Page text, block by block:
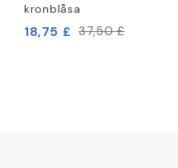
kronblåsa
18,75 £ 37,50 £